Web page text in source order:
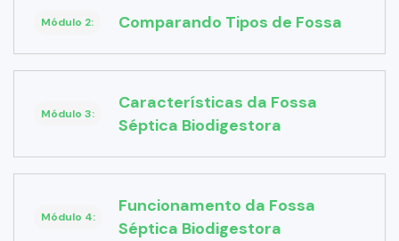
Módulo 2: Comparando Tipos de Fossa
Módulo 3:
Características da Fossa
Séptica Biodigestora
Módulo 4:
Funcionamento da Fossa
Séptica Biodigestora